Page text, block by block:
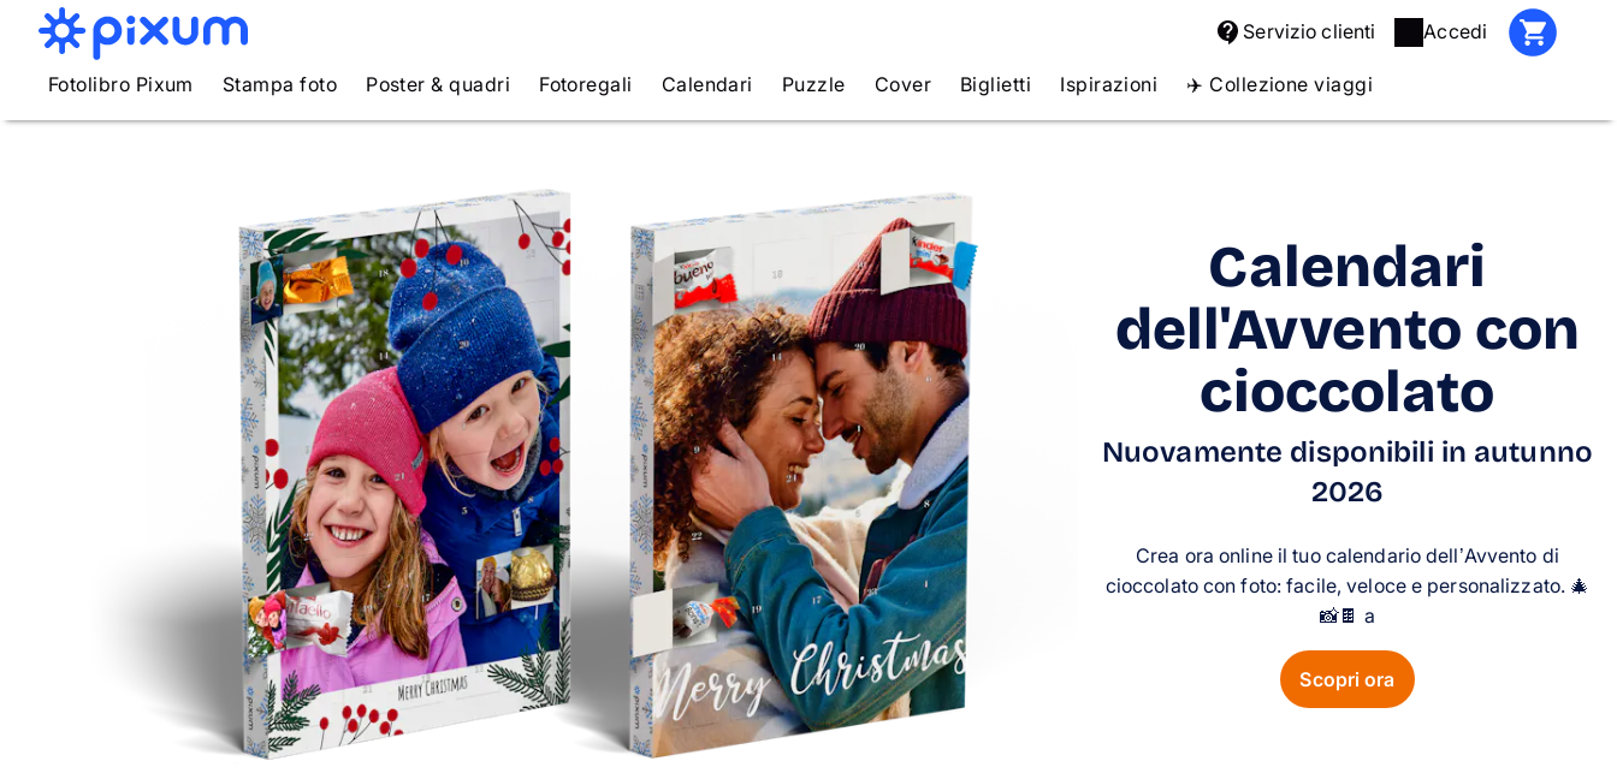
Servizio clienti Accedi
Fotolibro Pixum Stampa foto Poster & quadri Fotoregali Calendari Puzzle Cover Biglietti Ispirazioni ✈️ Collezione viaggi
Calendari
dell'Avvento con
cioccolato
Nuovamente disponibili in autunno
2026
Crea ora online il tuo calendario dell’Avvento di
cioccolato con foto: facile, veloce e personalizzato. 🎄
📸🍫 a
Scopri ora